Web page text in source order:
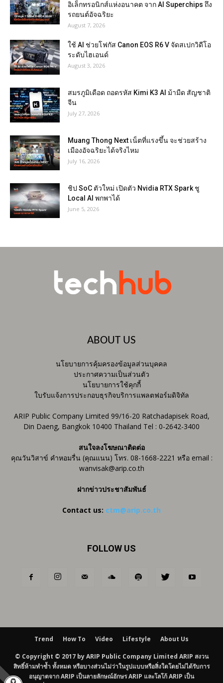
อิเล็กทรอนิกส์แห่งอนาคต จาก AI Superchips ถึง
รถยนต์อัจฉริยะ
August 7, 2026
ใช้ AI ช่วยโฟกัส Canon EOS R6 V จัดสเปกวิดีโอ
ระดับไฮเอนด์
August 3, 2026
สมรภูมิเดือด ถอดรหัส Kimi K3 AI ม้ามืด สัญชาติ
จีน
July 27, 2026
Muang Thong Next เน็ตที่แรงขึ้น จะช่วยสร้าง
เมืองอัจฉริยะได้จริงไหม
July 16, 2026
ชิป SoC ตัวใหม่ เปิดตัว Nvidia RTX Spark ชู
Local AI พกพาได้
June 5, 2026
ABOUT US
นโยบายการคุ้มครองข้อมูลส่วนบุคคล
ประกาศความเป็นส่วนตัว
นโยบายการใช้คุกกี้
ใบรับแจ้งการประกอบธุรกิจบริการแพลตฟอร์มดิจิทัล
ARIP Public Company Limited 99/16-20 Ratchadapisek Road,
Din Daeng, Bangkok 10400 Thailand Tel : 0-2642-3400
สนใจลงโฆษณาติดต่อ
คุณวันวิสาข์ คำหอมรื่น (คุณแนน) โทร. 08-1668-2221 หรือ email :
wanvisak@arip.co.th
ฝากข่าวประชาสัมพันธ์
Contact us: ctm@arip.co.th
FOLLOW US
Trend How To Video Lifestyle About Us
© Copyright © 2017 by ARIP Public Company Limited ARIP สงวน
สิทธิ์ห้ามทำซ้ำ ทั้งหมด หรือบางส่วนไม่ว่าในรูปแบบหรือสิ่งใดโดยไม่ได้รับการ
อนุญาตจาก ARIP เป็นลายลักษณ์อักษร ARIP และโลโก้ ARIP เป็น